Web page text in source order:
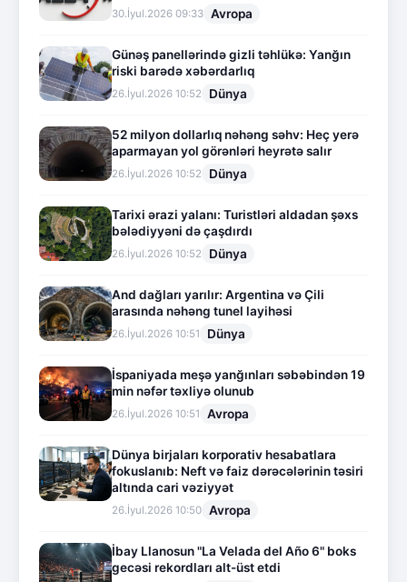
30.İyul.2026 09:33 Avropa
Günəş panellərində gizli təhlükə: Yanğın
riski barədə xəbərdarlıq
26.İyul.2026 10:52 Dünya
52 milyon dollarlıq nəhəng səhv: Heç yerə
aparmayan yol görənləri heyrətə salır
26.İyul.2026 10:52 Dünya
Tarixi ərazi yalanı: Turistləri aldadan şəxs
bələdiyyəni də çaşdırdı
26.İyul.2026 10:52 Dünya
And dağları yarılır: Argentina və Çili
arasında nəhəng tunel layihəsi
26.İyul.2026 10:51 Dünya
İspaniyada meşə yanğınları səbəbindən 19
min nəfər təxliyə olunub
26.İyul.2026 10:51 Avropa
Dünya birjaları korporativ hesabatlara
fokuslanıb: Neft və faiz dərəcələrinin təsiri
altında cari vəziyyət
26.İyul.2026 10:50 Avropa
İbay Llanosun "La Velada del Año 6" boks
gecəsi rekordları alt-üst etdi